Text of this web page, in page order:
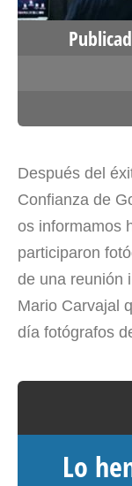
Después del
Confianza de
os informamos
participaron
de una reunión
Mario Carvajal
día fotógrafos
Lo